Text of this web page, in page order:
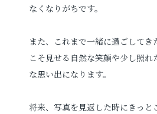
なくなりがちです。
また、これまで一緒に過ごしてき
こそ見せる自然な笑顔や少し照
な思い出になります。
将来、写真を見返した時にきっと